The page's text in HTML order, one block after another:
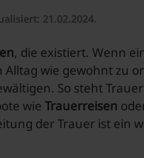
21.02.2024.
, die existiert. Wenn
wie gewohnt zu
So steht
wie Trauerreisen
der Trauer ist ein